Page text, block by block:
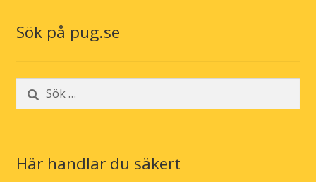
Sök på pug.se
Sök
efter:
Här handlar du säkert